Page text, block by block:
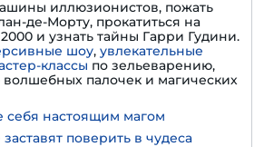
иллюзионистов, пожать
де-Морту, прокатиться на
и узнать тайны Гарри Гудини.
шоу, увлекательные
классы по зельеварению,
палочек и магических
себя настоящим магом
поверить в чудеса